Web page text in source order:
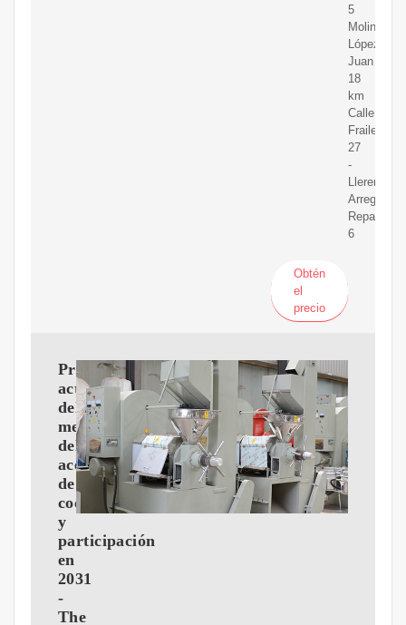
5
Molina
López
Juan
18
km
Calle
Fraile,
27
-
Llerena
Arreglo,
Reparación
6
Obtén
el
precio
Principales
actores
del
mercado
del
aceite
de
coco
y
participación
en
2031
-
The